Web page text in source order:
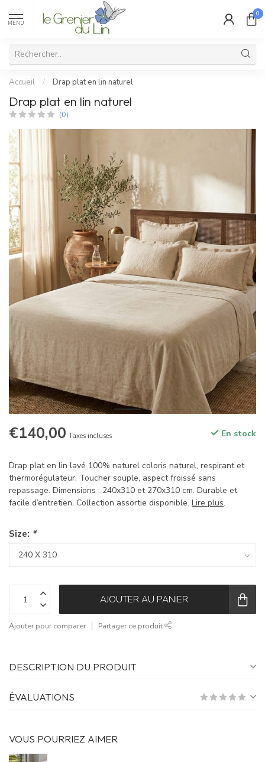
MENU
0
Accueil / Drap plat en lin naturel
Drap plat en lin naturel
(0)
€140,00 Taxes incluses En stock
Drap plat en lin lavé 100% naturel coloris naturel, respirant et
thermorégulateur. Toucher souple, aspect froissé sans
repassage. Dimensions : 240x310 et 270x310 cm. Durable et
facile d’entretien. Collection assortie disponible. Lire plus.
Size: *
AJOUTER AU PANIER
Ajouter pour comparer Partager ce produit
DESCRIPTION DU PRODUIT
ÉVALUATIONS
VOUS POURRIEZ AIMER